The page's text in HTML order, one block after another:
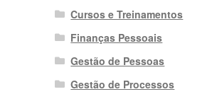
Cursos e Treinamentos
Finanças Pessoais
Gestão de Pessoas
Gestão de Processos